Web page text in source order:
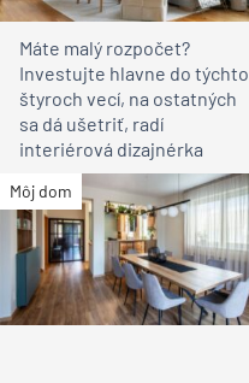
Máte malý rozpočet?
Investujte hlavne do týchto
štyroch vecí, na ostatných
sa dá ušetriť, radí
interiérová dizajnérka
Môj dom